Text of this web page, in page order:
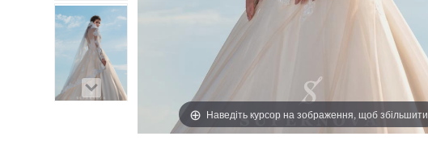
Наведіть курсор на зображення, щоб збільшити